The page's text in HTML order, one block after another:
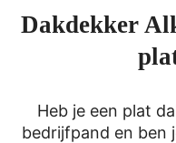
Dakdekker
Heb je een plat
bedrijfpand en ben